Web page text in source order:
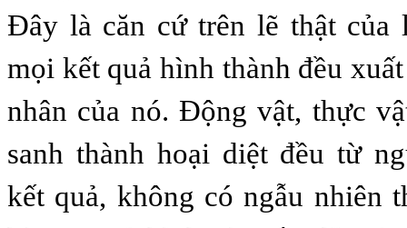
Đây là căn cứ trên lẽ thật của
mọi kết quả hình thành đều
nhân của nó. Động vật, thực
sanh thành hoại diệt đều từ
kết quả, không có ngẫu nhiên